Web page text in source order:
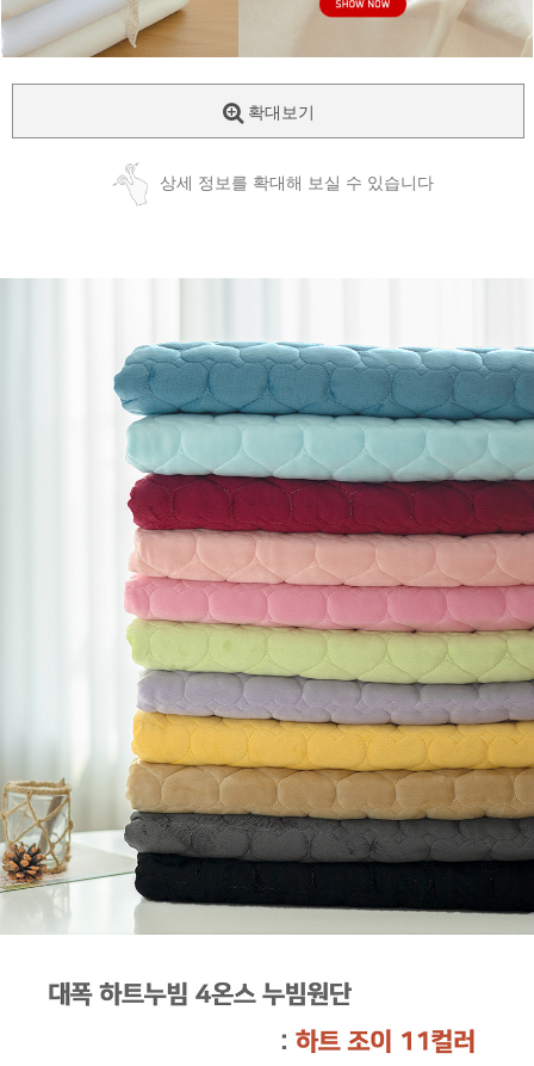
확대보기
상세 정보를 확대해 보실 수 있습니다